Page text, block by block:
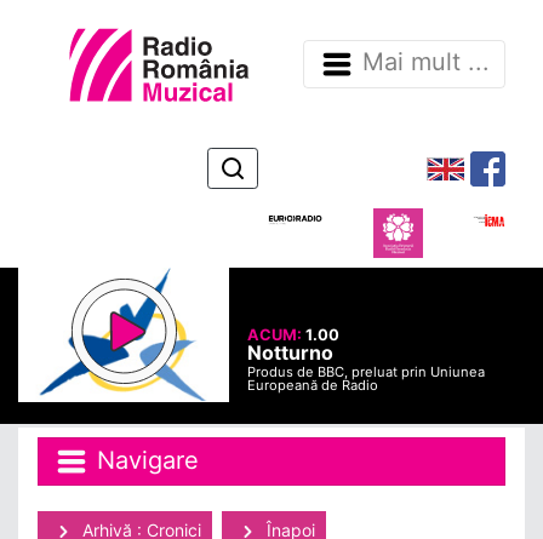
Mai mult ...
ACUM:1.00
Notturno
Produs de BBC, preluat prin Uniunea
Europeană de Radio
Navigare
Arhivă : Cronici Înapoi